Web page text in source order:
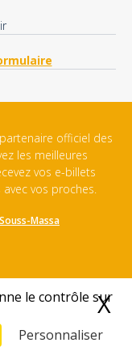
le contrôle sur
Personnaliser
X
officiel des
les meilleures
vos e-billets
vos proches.
Massa
de confidentialité-